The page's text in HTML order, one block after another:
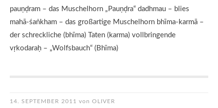
pauṇḍram – das Muschelhorn „Pauṇḍra“ dadhmau – blies
mahā-śaṅkham – das großartige Muschelhorn bhīma-karmā –
der schreckliche (bhīma) Taten (karma) vollbringende
vṛkodaraḥ – „Wolfsbauch“ (Bhīma)
14. SEPTEMBER 2011 von OLIVER